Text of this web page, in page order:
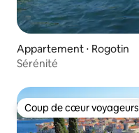
Appartement ⋅ Rogotin
Sérénité
Coup de cœur voyageurs
Coup de cœur voyageurs